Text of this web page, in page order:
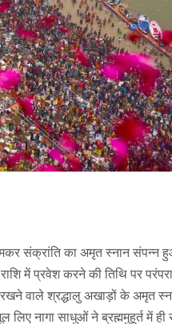
संक्रांति का अमृत स्नान संपन्न
में प्रवेश करने की तिथि पर
वाले श्रद्धालु अखाड़ों के अमृत
लिए नागा साधुओं ने ब्रह्ममुहूर्त में